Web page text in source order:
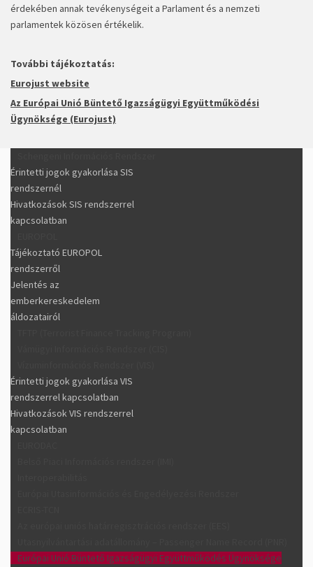
érdekében annak tevékenységeit a Parlament és a nemzeti
parlamentek közösen értékelik.
További tájékoztatás:
Eurojust website
Az Európai Unió Büntető Igazságügyi Együttműködési
Ügynöksége (Eurojust)
Érintetti jogok gyakorlása SIS
rendszernél
Hivatkozások SIS rendszerrel
kapcsolatban
Tájékoztató EUROPOL
rendszerről
Jelentés az
emberkereskedelem
áldozatairól
Érintetti jogok gyakorlása VIS
rendszerrel kapcsolatban
Hivatkozások VIS rendszerrel
kapcsolatban
Európai Unió Büntető Igazságügyi Együttműködés Ügynöksége